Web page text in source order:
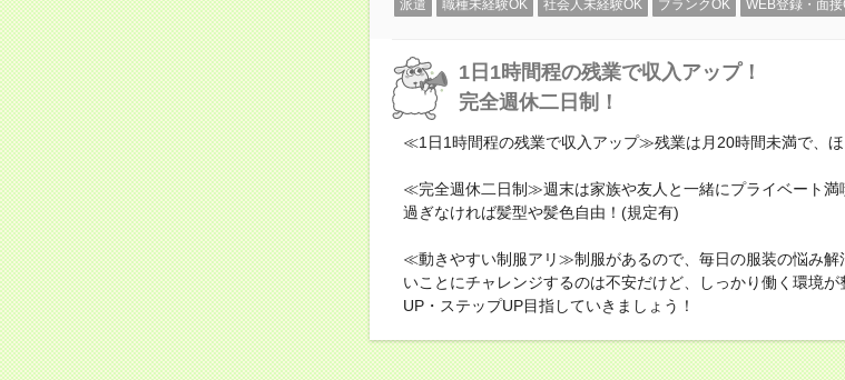
派遣 職種未経験OK 社会人未経験OK ブランクOK WEB登録・面接
1日1時間程の残業で収入アップ！
完全週休二日制！
≪1日1時間程の残業で収入アップ≫残業は月20時間未満で、ほ
≪完全週休二日制≫週末は家族や友人と一緒にプライベート
過ぎなければ髪型や髪色自由！(規定有)
≪動きやすい制服アリ≫制服があるので、毎日の服装の悩み
いことにチャレンジするのは不安だけど、しっかり働く環境
UP・ステップUP目指していきましょう！